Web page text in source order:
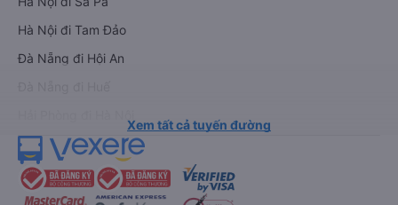
Xe đi Buôn Mê Thuột từ Sài Gòn
Xe đi Vũng Tàu từ Sài Gòn
Xe đi Nha Trang từ Sài Gòn
Vé tàu Sài Gòn Nha Trang